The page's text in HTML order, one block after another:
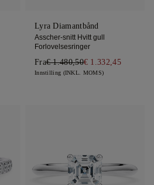
Lyra Diamantbånd
Asscher-snitt Hvitt gull
Forlovelsesringer
Fra€ 1.480,50€ 1.332,45
Innstilling (INKL. MOMS)